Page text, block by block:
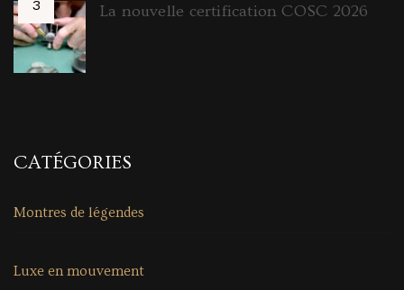
La nouvelle certification COSC 2026
CATÉGORIES
Montres de légendes
Luxe en mouvement